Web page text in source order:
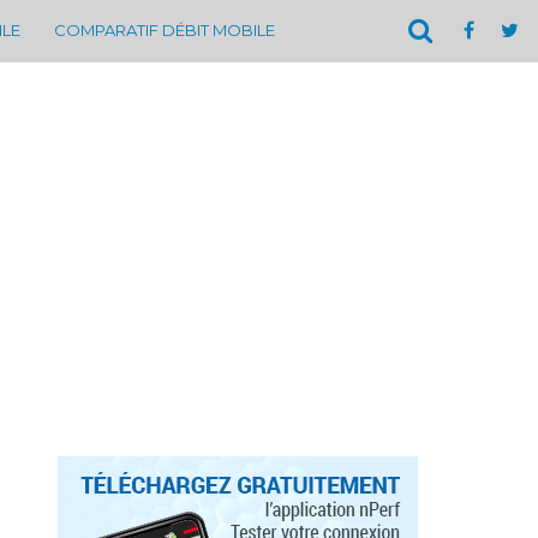
COMPARATIF DÉBIT MOBILE